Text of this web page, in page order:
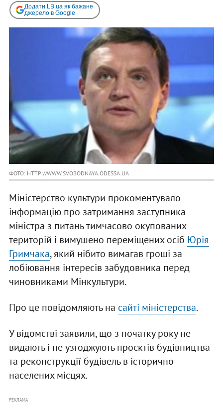
Додати LB.ua як бажане
джерело в Google
ФОТО: HTTP://WWW.SVOBODNAYA.ODESSA.UA
Міністерство культури прокоментувало
інформацію про затримання заступника
міністра з питань тимчасово окупованих
територій і вимушено переміщених осіб Юрія
Гримчака, який нібито вимагав гроші за
лобіювання інтересів забудовника перед
чиновниками Мінкультури.
Про це повідомляють на сайті міністерства.
У відомстві заявили, що з початку року не
видають і не узгоджують проєктів будівництва
та реконструкції будівель в історично
населених місцях.
РЕКЛАМА